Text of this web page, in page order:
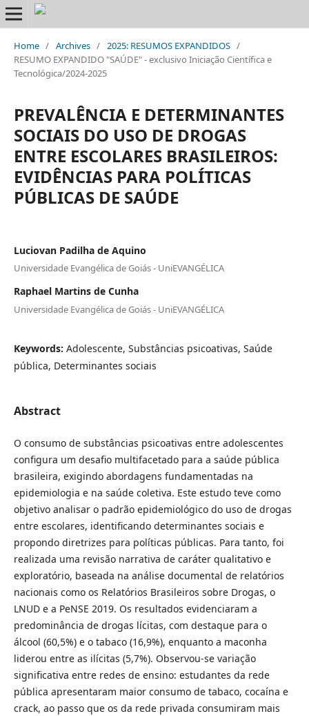
Home / Archives / 2025: RESUMOS EXPANDIDOS /
RESUMO EXPANDIDO "SAÚDE" - exclusivo Iniciação Científica e
Tecnológica/2024-2025
PREVALÊNCIA E DETERMINANTES
SOCIAIS DO USO DE DROGAS
ENTRE ESCOLARES BRASILEIROS:
EVIDÊNCIAS PARA POLÍTICAS
PÚBLICAS DE SAÚDE
Luciovan Padilha de Aquino
Universidade Evangélica de Goiás - UniEVANGÉLICA
Raphael Martins de Cunha
Universidade Evangélica de Goiás - UniEVANGÉLICA
Keywords: Adolescente, Substâncias psicoativas, Saúde
pública, Determinantes sociais
Abstract
O consumo de substâncias psicoativas entre adolescentes
configura um desafio multifacetado para a saúde pública
brasileira, exigindo abordagens fundamentadas na
epidemiologia e na saúde coletiva. Este estudo teve como
objetivo analisar o padrão epidemiológico do uso de drogas
entre escolares, identificando determinantes sociais e
propondo diretrizes para políticas públicas. Para tanto, foi
realizada uma revisão narrativa de caráter qualitativo e
exploratório, baseada na análise documental de relatórios
nacionais como os Relatórios Brasileiros sobre Drogas, o
LNUD e a PeNSE 2019. Os resultados evidenciaram a
predominância de drogas lícitas, com destaque para o
álcool (60,5%) e o tabaco (16,9%), enquanto a maconha
liderou entre as ilícitas (5,7%). Observou-se variação
significativa entre redes de ensino: estudantes da rede
pública apresentaram maior consumo de tabaco, cocaína e
crack, ao passo que os da rede privada consumiram mais